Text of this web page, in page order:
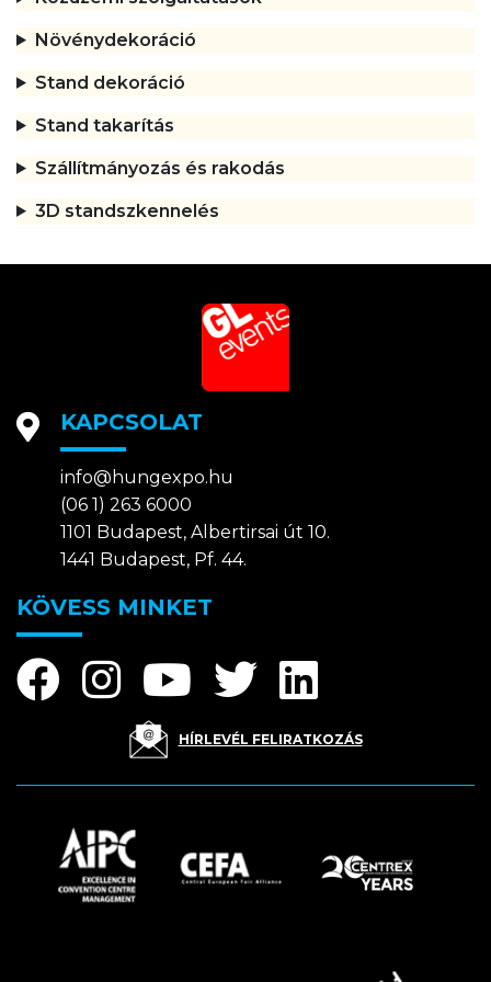
Növénydekoráció
Stand dekoráció
Stand takarítás
Szállítmányozás és rakodás
3D standszkennelés
KAPCSOLAT
info@hungexpo.hu
(06 1) 263 6000
1101 Budapest, Albertirsai út 10.
1441 Budapest, Pf. 44.
KÖVESS MINKET
HÍRLEVÉL FELIRATKOZÁS